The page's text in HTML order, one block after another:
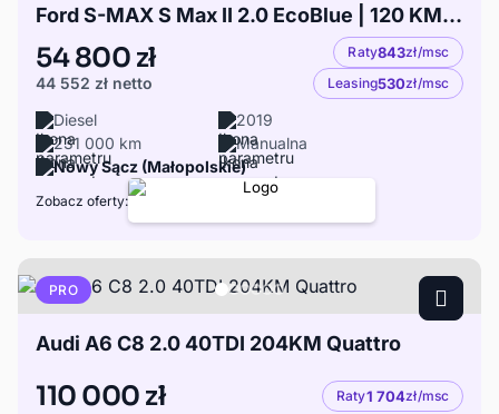
Ford S-MAX S Max II 2.0 EcoBlue | 120 KM | Titanium | VAT23% | Manual
54 800 zł
44 552 zł netto
Raty843zł/msc
Leasing530zł/msc
Diesel
2019
231 000 km
Manualna
Nowy Sącz (Małopolskie)
Zobacz oferty:
PRO
Audi A6 C8 2.0 40TDI 204KM Quattro
110 000 zł Raty1 704zł/msc